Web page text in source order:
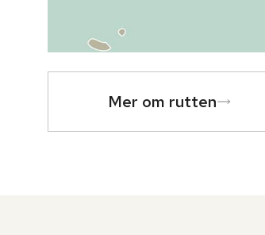
Mer om rutten